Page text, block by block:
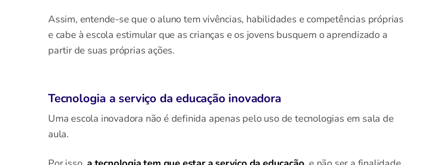
Assim, entende-se que o aluno tem vivências, habilidades e competências próprias
e cabe à escola estimular que as crianças e os jovens busquem o aprendizado a
partir de suas próprias ações.
Tecnologia a serviço da educação inovadora
Uma escola inovadora não é definida apenas pelo uso de tecnologias em sala de
aula.